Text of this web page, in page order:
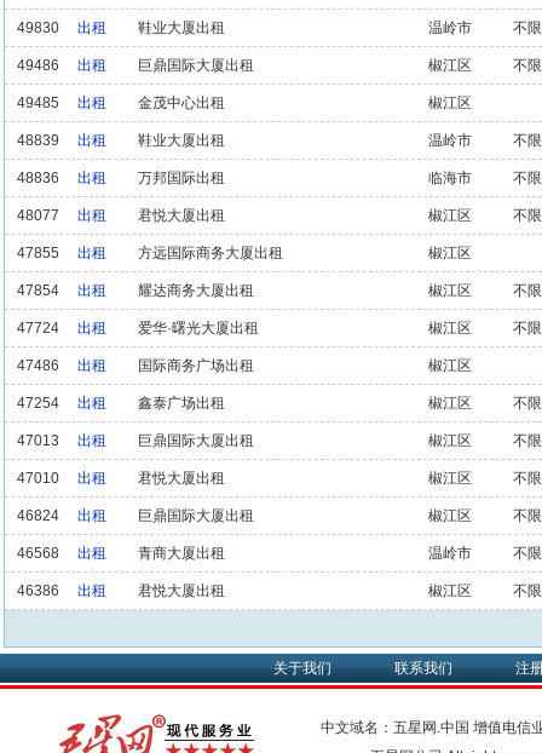
49830 出租 鞋业大厦出租 温岭市 不限
49486 出租 巨鼎国际大厦出租 椒江区 不限
49485 出租 金茂中心出租 椒江区
48839 出租 鞋业大厦出租 温岭市 不限
48836 出租 万邦国际出租 临海市 不限
48077 出租 君悦大厦出租 椒江区 不限
47855 出租 方远国际商务大厦出租 椒江区
47854 出租 耀达商务大厦出租 椒江区 不限
47724 出租 爱华·曙光大厦出租 椒江区 不限
47486 出租 国际商务广场出租 椒江区
47254 出租 鑫泰广场出租 椒江区 不限
47013 出租 巨鼎国际大厦出租 椒江区 不限
47010 出租 君悦大厦出租 椒江区 不限
46824 出租 巨鼎国际大厦出租 椒江区 不限
46568 出租 青商大厦出租 温岭市 不限
46386 出租 君悦大厦出租 椒江区 不限
关于我们 联系我们 注
中文域名：五星网.中国 增值电信